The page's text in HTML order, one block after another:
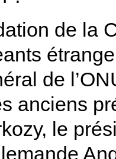
de la
de
anciens
le